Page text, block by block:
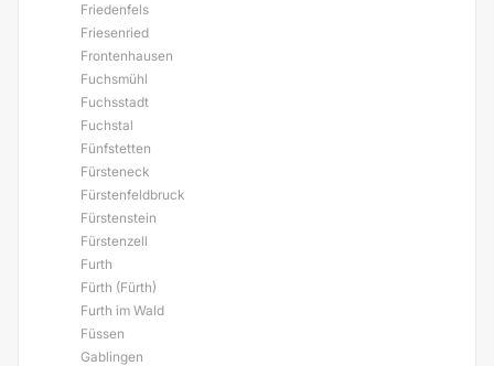
Friedenfels
Friesenried
Frontenhausen
Fuchsmühl
Fuchsstadt
Fuchstal
Fünfstetten
Fürsteneck
Fürstenfeldbruck
Fürstenstein
Fürstenzell
Furth
Fürth (Fürth)
Furth im Wald
Füssen
Gablingen